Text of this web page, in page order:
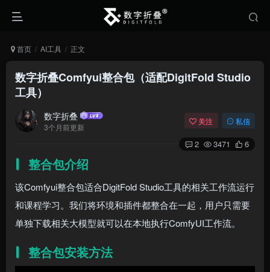
首页 AI工具 正文
数字折叠Comfyui整合包（适配DigitFold Studio
工具）
数字折叠
3个月前更新
关注 私信
2 3471 6
整合包介绍
该Comfyui整合包适合DigitFold Studio工具的相关工作流运行
和课程学习。我们将环境和插件都整合在一起，用户只需要
单独下载相关大模型就可以在本地执行ComfyUI工作流。
整合包安装方法